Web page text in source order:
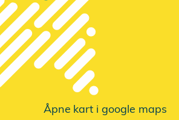
Åpnekart i google maps